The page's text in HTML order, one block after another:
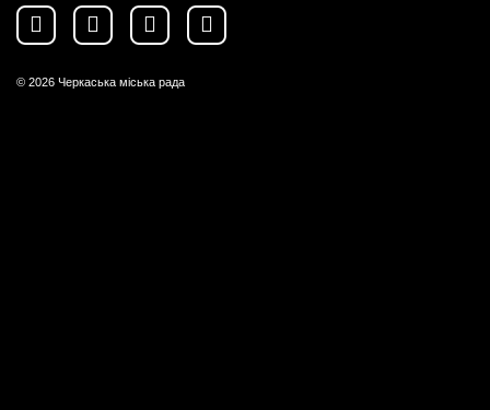
© 2026 Черкаська міська рада